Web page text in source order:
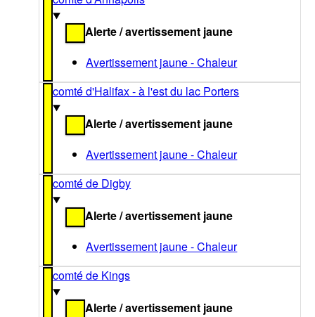
Alerte / avertissement jaune
Avertissement jaune - Chaleur
comté d'Halifax - à l'est du lac Porters
Alerte / avertissement jaune
Avertissement jaune - Chaleur
comté de Digby
Alerte / avertissement jaune
Avertissement jaune - Chaleur
comté de Kings
Alerte / avertissement jaune